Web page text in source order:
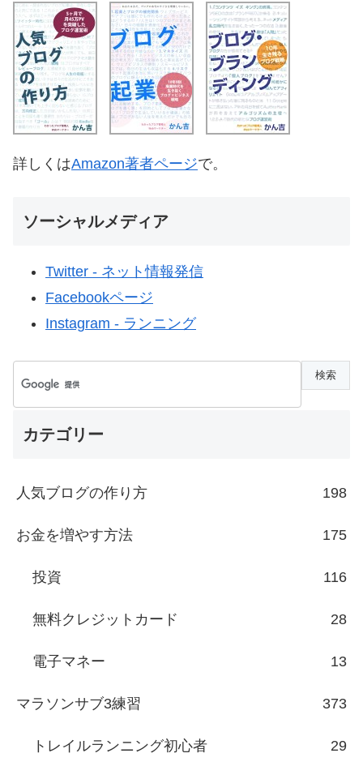
詳しくはAmazon著者ページで。
ソーシャルメディア
Twitter - ネット情報発信
Facebookページ
Instagram - ランニング
カテゴリー
人気ブログの作り方 198
お金を増やす方法 175
投資 116
無料クレジットカード 28
電子マネー 13
マラソンサブ3練習 373
トレイルランニング初心者 29